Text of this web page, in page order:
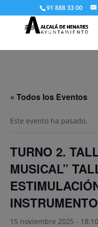
91 888 33 00
« Todos los Eventos
Este evento ha pasado.
TURNO 2.
MUSICAL”
15 noviembre 2025 - 18:10